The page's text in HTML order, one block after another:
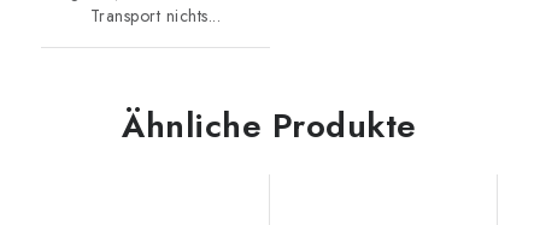
Transport nichts...
Ähnliche Produkte